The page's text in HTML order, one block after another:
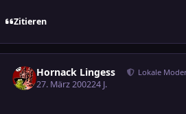
Zitieren
Hornack Lingess Lokale
27. März 200224 J.